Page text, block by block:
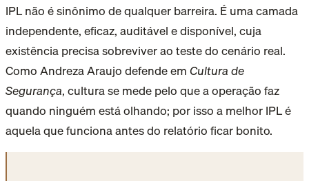
IPL não é sinônimo de qualquer barreira. É uma camada
independente, eficaz, auditável e disponível, cuja
existência precisa sobreviver ao teste do cenário real.
Como Andreza Araujo defende emCultura de
Segurança, cultura se mede pelo que a operação faz
quando ninguém está olhando; por isso a melhor IPL é
aquela que funciona antes do relatório ficar bonito.